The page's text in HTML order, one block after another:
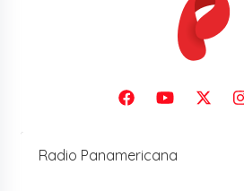
Radio Panamericana